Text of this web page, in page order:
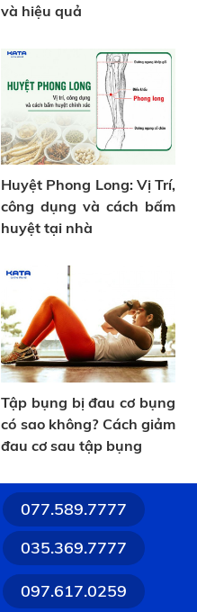
và hiệu quả
Huyệt Phong Long: Vị Trí,
công dụng và cách bấm
huyệt tại nhà
Tập bụng bị đau cơ bụng
có sao không? Cách giảm
đau cơ sau tập bụng
077.589.7777
035.369.7777
097.617.0259